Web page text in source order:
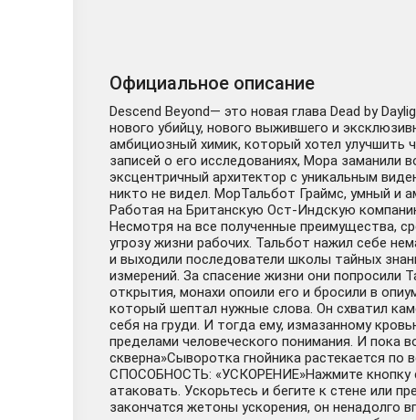
Официальное описание
Descend Beyond— это новая глава Dead by
нового убийцу, нового выжившего и
амбициозный химик, который хотел улучшить
записей о его исследованиях, Мора
эксцентричный архитектор с уникальным
никто не видел. МорТальбот Граймс, умный и
Работая на Британскую Ост-Индскую
Несмотря на все полученные преимущества,
угрозу жизни рабочих. Тальбот нажил себе
и выходили последователи школы тайных
измерений. За спасение жизни они попросили
открытия, монахи опоили его и бросили в
который шептал нужные слова. Он схватил
себя на груди. И тогда ему, измазанному
пределами человеческого понимания. И пока
скверна»Сыворотка гнойника растекается
СПОСОБНОСТЬ: «УСКОРЕНИЕ»Нажмите кнопку
атаковать. Ускорьтесь и бегите к стене или
закончатся жетоны ускорения, он